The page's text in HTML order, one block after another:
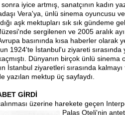
iyice artmış, sanatçının kadın
Vera'ya, ünlü sinema oyuncusu
aşk mektupları sık sık gündeme
sergilenen ve 2005 aralık
basınında kısa haberler olarak
1924'te İstanbul'u ziyareti sırasında
Dünyanın birçok ünlü sinema
İstanbul ziyaretleri sırasında
yazılan mektup üç sayfaydı.
GİRDİ
üzerine harekete geçen
Palas Oteli'nin